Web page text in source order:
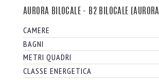
AURORA BILOCALE - B2 BILOCALE (AURORA)
CAMERE
BAGNI
METRI QUADRI
CLASSE ENERGETICA